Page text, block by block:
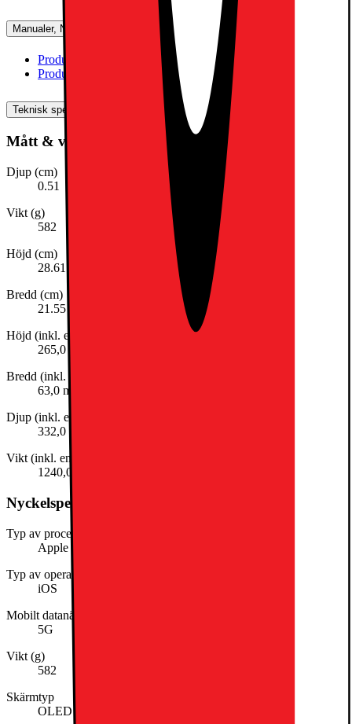
Manualer, Nedladdningar, Reklamation & Support
Produktinformation(engelska)
Produktinformation (svenska)
Teknisk specifikation
Mått & vikt
Djup (cm)
0.51
Vikt (g)
582
Höjd (cm)
28.61
Bredd (cm)
21.55
Höjd (inkl. emballage)
265,0 mm
Bredd (inkl. emballage)
63,0 mm
Djup (inkl. emballage)
332,0 mm
Vikt (inkl. emballage)
1240,0 g
Nyckelspecifikation
Typ av processor
Apple silicon
Typ av operativsystem
iOS
Mobilt datanätverk
5G
Vikt (g)
582
Skärmtyp
OLED